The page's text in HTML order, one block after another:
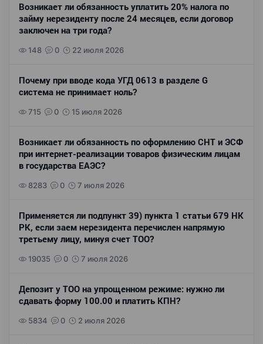
Возникает ли обязанность уплатить 20% налога по
займу нерезиденту после 24 месяцев, если договор
заключен на три года?
148 0 22 июля 2026
Почему при вводе кода УГД 0613 в разделе G
система не принимает ноль?
715 0 15 июля 2026
Возникает ли обязанность по оформлению СНТ и ЭСФ
при интернет-реализации товаров физическим лицам
в государства ЕАЭС?
8283 0 7 июля 2026
Применяется ли подпункт 39) пункта 1 статьи 679 НК
РК, если заем нерезидента перечислен напрямую
третьему лицу, минуя счет ТОО?
19035 0 7 июля 2026
Депозит у ТОО на упрощенном режиме: нужно ли
сдавать форму 100.00 и платить КПН?
5834 0 2 июля 2026